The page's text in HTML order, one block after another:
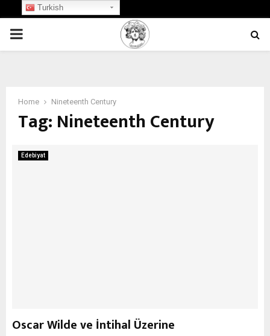
PRIMARY
Home Nineteenth Century
Tag: Nineteenth Century
Edebiyat
Oscar Wilde ve İntihal Üzerine
Turkish